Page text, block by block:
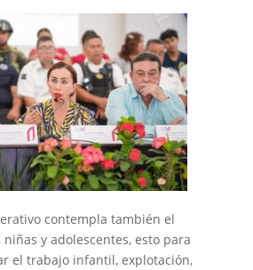
contempla también el
y adolescentes, esto para
el trabajo infantil, explotación,